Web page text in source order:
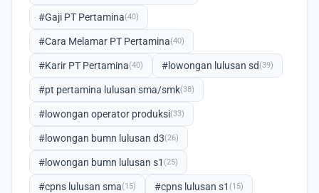
#Gaji PT Pertamina(40)
#Cara Melamar PT Pertamina(40)
#Karir PT Pertamina(40) #lowongan lulusan sd(39)
#pt pertamina lulusan sma/smk(38)
#lowongan operator produksi(33)
#lowongan bumn lulusan d3(26)
#lowongan bumn lulusan s1 (25)
#cpns lulusan sma(15) #cpns lulusan s1 (15)